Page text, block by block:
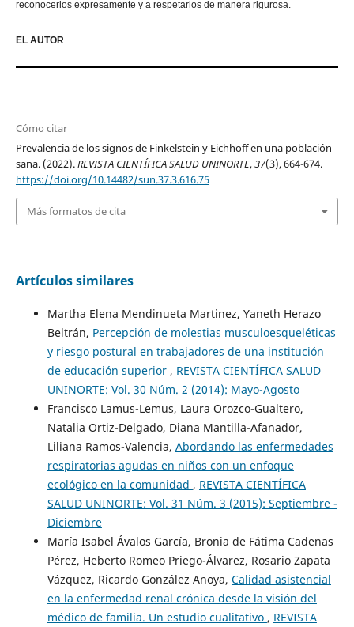
reconocerlos expresamente y a respetarlos de manera rigurosa.
EL AUTOR
Cómo citar
Prevalencia de los signos de Finkelstein y Eichhoff en una población
sana. (2022).REVISTA CIENTÍFICA SALUD UNINORTE,37(3), 664-674.
https://doi.org/10.14482/sun.37.3.616.75
Más formatos de cita
Artículos similares
Martha Elena Mendinueta Martinez, Yaneth Herazo
Beltrán, Percepción de molestias musculoesqueléticas
y riesgo postural en trabajadores de una institución
de educación superior , REVISTA CIENTÍFICA SALUD
UNINORTE: Vol. 30 Núm. 2 (2014): Mayo-Agosto
Francisco Lamus-Lemus, Laura Orozco-Gualtero,
Natalia Ortiz-Delgado, Diana Mantilla-Afanador,
Liliana Ramos-Valencia, Abordando las enfermedades
respiratorias agudas en niños con un enfoque
ecológico en la comunidad , REVISTA CIENTÍFICA
SALUD UNINORTE: Vol. 31 Núm. 3 (2015): Septiembre -
Diciembre
María Isabel Ávalos García, Bronia de Fátima Cadenas
Pérez, Heberto Romeo Priego-Álvarez, Rosario Zapata
Vázquez, Ricardo González Anoya, Calidad asistencial
en la enfermedad renal crónica desde la visión del
médico de familia. Un estudio cualitativo , REVISTA